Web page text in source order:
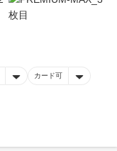
カード可